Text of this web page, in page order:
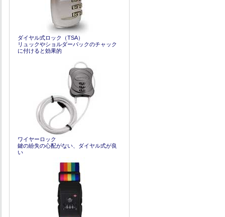
ダイヤル式ロック（TSA）
リュックやショルダーバックのチャック
に付けると効果的
ワイヤーロック
鍵の紛失の心配がない、ダイヤル式が良
い